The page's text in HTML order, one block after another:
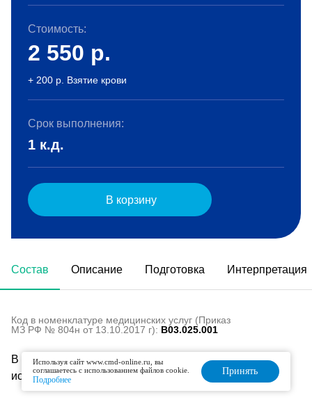
Состав Описание Подготовка Интерпретация
Код в номенклатуре медицинских услуг (Приказ
МЗ РФ № 804н от 13.10.2017 г): B03.025.001
В состав данного комплекса входят следующие
исследования:
Стоимость:
2 550 р.
+ 200 р. Взятие крови
Срок выполнения:
1 к.д.
В корзину
Используя сайт www.cmd-online.ru, вы
соглашаетесь с использованием файлов cookie.
Подробнее
Принять